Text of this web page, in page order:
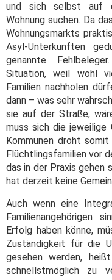
und sich selbst auf
Wohnung suchen. Da
Wohnungsmarkts
Asyl-Unterkünften
genannte
Situation, weil wohl
Familien nachholen
dann – was sehr
sie auf der Straße,
muss sich die jeweilige
Kommunen droht
Flüchtlingsfamilien vor
das in der Praxis gehen
hat derzeit keine
Auch wenn eine
Familienangehörigen
Erfolg haben könne,
Zuständigkeit für die
gesehen werden,
schnellstmöglich zu